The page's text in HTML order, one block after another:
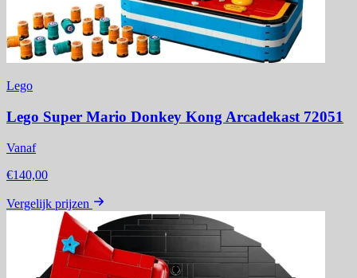
Lego
Lego Super Mario Donkey Kong Arcadekast 72051
Vanaf
€140,00
Vergelijk prijzen